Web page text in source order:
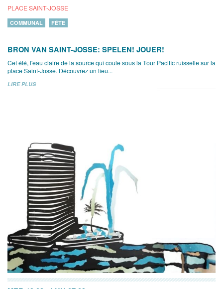
PLACE SAINT-JOSSE
COMMUNAL FÊTE
BRON VAN SAINT-JOSSE: SPELEN! JOUER!
Cet été, l'eau claire de la source qui coule sous la Tour Pacific ruisselle sur la
place Saint-Josse. Découvrez un lieu...
LIRE PLUS